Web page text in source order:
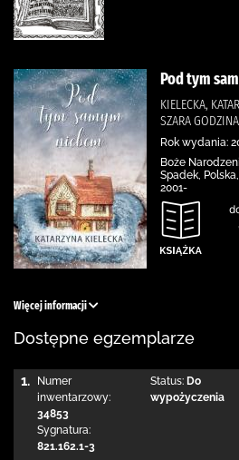
Pod tym
KIELECKA,
SZARA GODZINA
Rok wydania:
Boże
Spadek,
2001-
Więcej informacji
Dostępne egzemplarze
1.
Numer
inwentarzowy:
34853
Sygnatura:
821.162.1-3
Status: Do
wypożyczenia